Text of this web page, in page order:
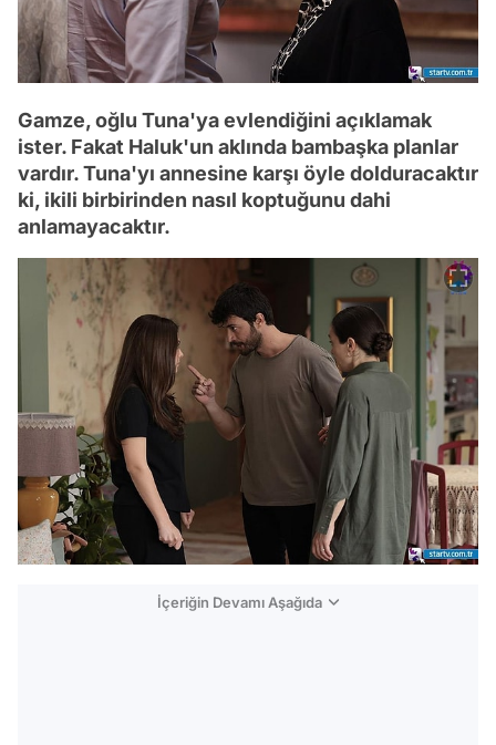
Gamze, oğlu Tuna'ya evlendiğini açıklamak
ister. Fakat Haluk'un aklında bambaşka planlar
vardır. Tuna'yı annesine karşı öyle dolduracaktır
ki, ikili birbirinden nasıl koptuğunu dahi
anlamayacaktır.
İçeriğin Devamı Aşağıda